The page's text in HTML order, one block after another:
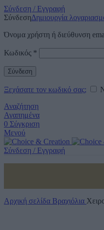
Σύνδεση / Εγγραφή
ΣύνδεσηΔημιουργία
Όνομα χρήστη ή διεύθυνση
Κωδικός *
Σύνδεση
Ξεχάσατε τον κωδικό σας;
Αναζήτηση
Αγαπημένα
0 Σύγκριση
Μενού
Σύνδεση / Εγγραφή
Αρχική σελίδα Βραχιόλια